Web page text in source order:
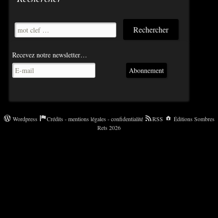
Recevez notre newsletter…
Abonnement
Wordpress Crédits - mentions légales - confidentialité RSS
Éditions Sombres
Rets 2026